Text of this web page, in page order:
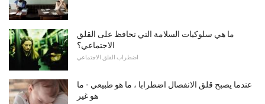
ما هي سلوكيات السلامة التي تحافظ على القلق
الاجتماعي؟
اضطراب القلق الاجتماعي
عندما يصبح قلق الانفصال اضطرابا ، ما هو طبيعي - ما
هو غير